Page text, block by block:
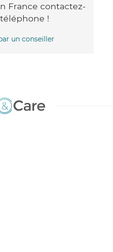
France contactez-
!
un conseiller